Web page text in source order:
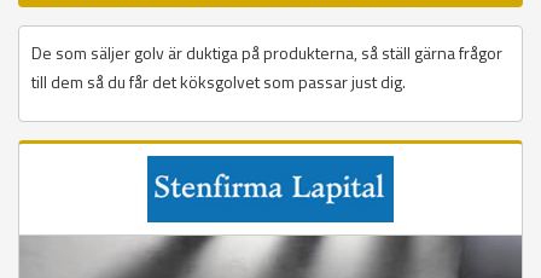
De som säljer golv är duktiga på produkterna, så ställ gärna frågor
till dem så du får det köksgolvet som passar just dig.